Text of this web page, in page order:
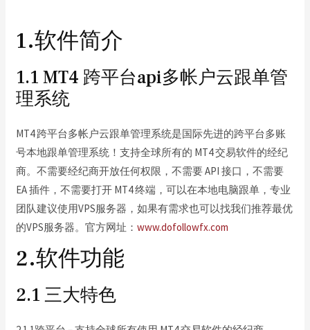
1.软件简介
1.1 MT4 跨平台api多帐户云跟单管
理系统
MT4 跨平台多帐户云跟单管理系统是国际先进的跨平台多账
号本地跟单管理系统！支持全球所有的 MT4 交易软件的经纪
商。不需要经纪商开放任何权限，不需要 API 接口，不需要
EA 插件，不需要打开 MT4 终端，可以在本地电脑跟单，专业
团队建议使用VPS服务器，如果有需求也可以找我们推荐最优
的VPS服务器。官方网址：www.dofollowfx.com
2.软件功能
2.1 三大特色